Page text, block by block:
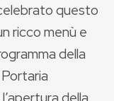
questo
ricco menù e
della